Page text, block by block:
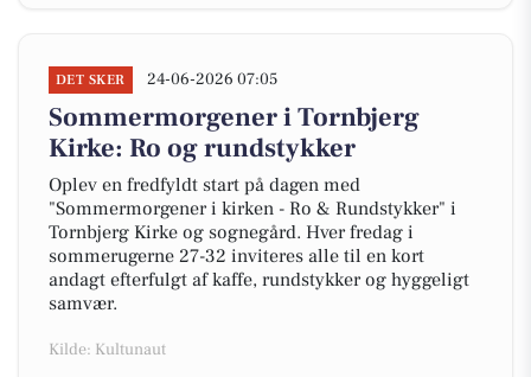
DET SKER 24-06-2026 07:05
Sommermorgener i Tornbjerg
Kirke: Ro og rundstykker
Oplev en fredfyldt start på dagen med
"Sommermorgener i kirken - Ro & Rundstykker" i
Tornbjerg Kirke og sognegård. Hver fredag i
sommerugerne 27-32 inviteres alle til en kort
andagt efterfulgt af kaffe, rundstykker og hyggeligt
samvær.
Kilde: Kultunaut